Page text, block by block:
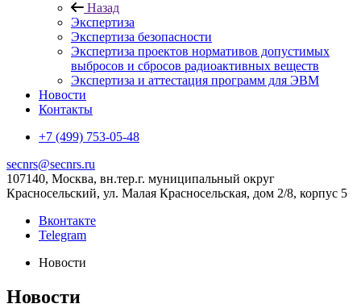
Назад
Экспертиза
Экспертиза безопасности
Экспертиза проектов нормативов допустимых
выбросов и сбросов радиоактивных веществ
Экспертиза и аттестация программ для ЭВМ
Новости
Контакты
+7 (499) 753-05-48
secnrs@secnrs.ru
107140, Москва, вн.тер.г. муниципальный округ
Красносельский, ул. Малая Красносельская, дом 2/8, корпус 5
Вконтакте
Telegram
Новости
Новости